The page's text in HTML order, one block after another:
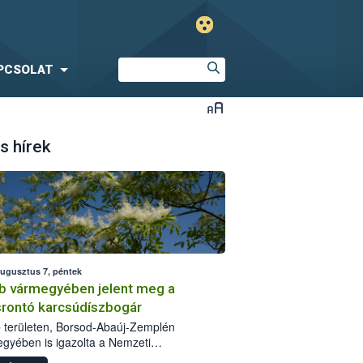
hírek
7, péntek
vármegyében jelent meg a
karcsúdíszbogár
területen, Borsod-Abaúj-Zemplén
is igazolta a Nemzeti
biztonsági Hivatal (Nébih) a